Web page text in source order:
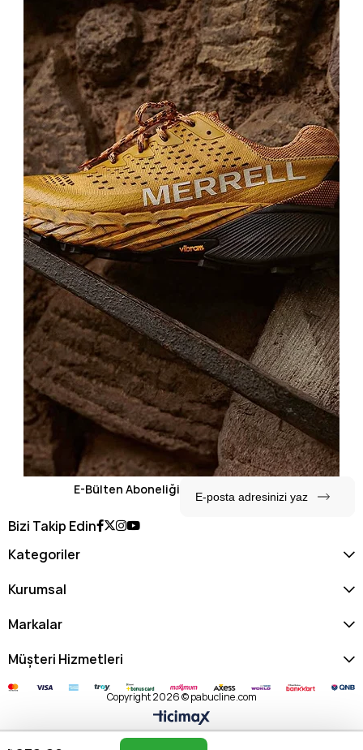
E-Bülten Aboneliği
Bizi Takip Edin
Kategoriler
Kurumsal
Markalar
Müşteri Hizmetleri
Copyright 2026 © pabucline.com